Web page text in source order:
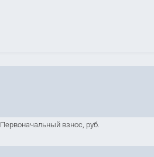
Первоначальный взнос, руб.